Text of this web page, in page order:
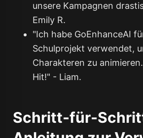
unsere Kampagnen
Emily R.
"Ich habe GoEnhanceAI
Schulprojekt verwendet,
Charakteren zu
Hit!" - Liam.
Schritt-für-